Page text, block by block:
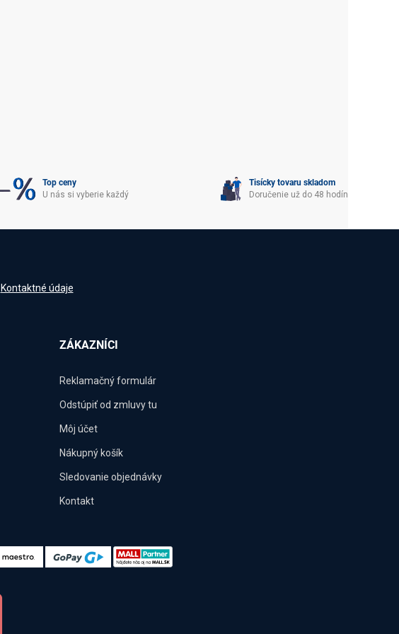
Top ceny
U nás si vyberie každý
Tisícky tovaru skladom
Doručenie už do 48 hodín
Kontaktné údaje
ZÁKAZNÍCI
Reklamačný formulár
Odstúpiť od zmluvy tu
Môj účet
Nákupný košík
Sledovanie objednávky
Kontakt